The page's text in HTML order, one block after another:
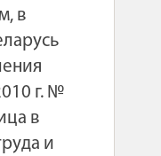
в
г. №
в
и